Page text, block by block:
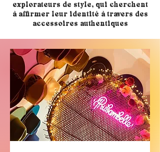
explorateurs de style, qui cherchent
à affirmer leur identité à travers des
accessoires authentiques